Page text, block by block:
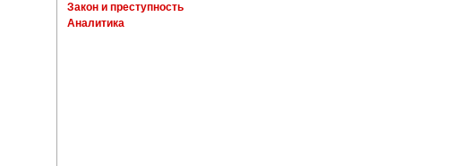
Закон и преступность
Аналитика